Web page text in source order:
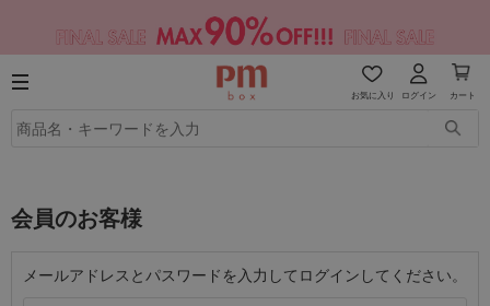
お気に入り ログイン カート
会員のお客様
メールアドレスとパスワードを入力してログインしてください。